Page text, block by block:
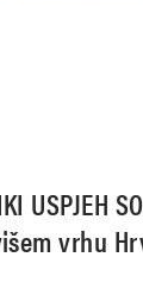
USPJEH
vrhu